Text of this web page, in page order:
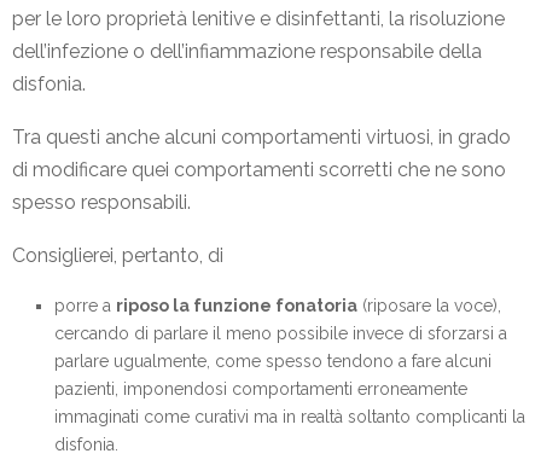
per le loro proprietà lenitive e disinfettanti, la risoluzione
dell’infezione o dell’infiammazione responsabile della
disfonia.
Tra questi anche alcuni comportamenti virtuosi, in grado
di modificare quei comportamenti scorretti che ne sono
spesso responsabili.
Consiglierei, pertanto, di
porre a riposo la funzione fonatoria (riposare la voce),
cercando di parlare il meno possibile invece di sforzarsi a
parlare ugualmente, come spesso tendono a fare alcuni
pazienti, imponendosi comportamenti erroneamente
immaginati come curativi ma in realtà soltanto complicanti la
disfonia.